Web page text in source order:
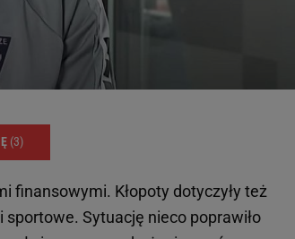
(3)
finansowymi. Kłopoty dotyczyły też
Sytuację nieco poprawiło